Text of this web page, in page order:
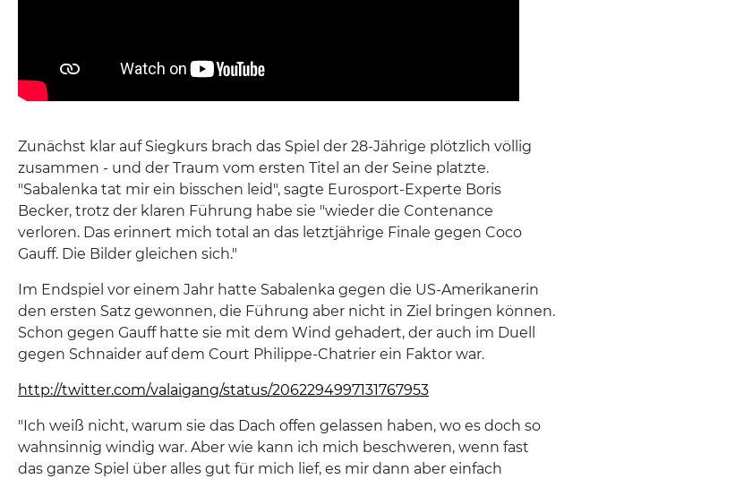
Zunächst klar auf Siegkurs brach das Spiel der 28-Jährige plötzlich völlig
zusammen - und der Traum vom ersten Titel an der Seine platzte.
"Sabalenka tat mir ein bisschen leid", sagte Eurosport-Experte Boris
Becker, trotz der klaren Führung habe sie "wieder die Contenance
verloren. Das erinnert mich total an das letztjährige Finale gegen Coco
Gauff. Die Bilder gleichen sich."
Im Endspiel vor einem Jahr hatte Sabalenka gegen die US-Amerikanerin
den ersten Satz gewonnen, die Führung aber nicht in Ziel bringen können.
Schon gegen Gauff hatte sie mit dem Wind gehadert, der auch im Duell
gegen Schnaider auf dem Court Philippe-Chatrier ein Faktor war.
http://twitter.com/valaigang/status/2062294997131767953
"Ich weiß nicht, warum sie das Dach offen gelassen haben, wo es doch so
wahnsinnig windig war. Aber wie kann ich mich beschweren, wenn fast
das ganze Spiel über alles gut für mich lief, es mir dann aber einfach